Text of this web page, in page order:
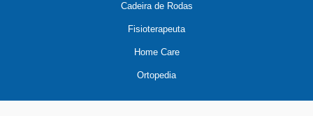
Cadeira de Rodas
Fisioterapeuta
Home Care
Ortopedia